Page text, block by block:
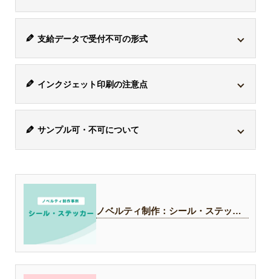
選択した場合、1色ごとに版が必要になるため、別途版
インクジェット印刷 版代はかかりません。
1色ごとに版代がかかります。
※1色あたりの版代は22,000円から
支給データは、アドビのイラストレーターファイル
「 *.ai / CMYK / 解像度350dpi以上
す。ただし、「*.ai」のデータ内にjpgなどが混入してい
方式
ベクター
ファイル
ファイル
シルク印刷 〇 ×
回転シルク印刷
支給データで受付不可の形式
ワード「*.doc」、エクセル「*.xls」、パワーポイント
「*.ppt」、画像「*.jpg」、画像「*.gif」は、受付けてお
りません。また、AI画像生成によるデータも受付けてお
インクジェット印刷の注意点
お客様が印刷したいデザインに白い部分がある場合、そ
の白の部分は透けてしまうため商品の色と同じに色なり
ます。デザインと同じように印刷したい場合、ボールペ
きることもありますので、ご相談ください。
サンプル可・不可について
品の場合、別途サンプル費と送料がかかります。ご検討
さい。※サンプル不可の商品もございますので、ご希望
に沿えないことがございます。
問い合わせる
ノベルティ制作：シール・ステッカ
ーの制作事例 (1)